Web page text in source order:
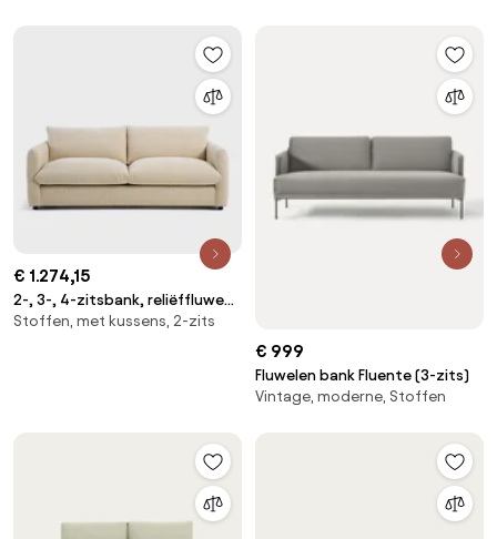
€ 1.274,15
2-, 3-, 4-zitsbank, reliëffluweel
Yde
Stoffen, met kussens, 2-zits
€ 999
Fluwelen bank Fluente (3-zits)
Vintage, moderne, Stoffen